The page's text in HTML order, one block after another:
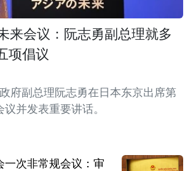
来会议：阮志勇副总理就多
项倡议
府副总理阮志勇在日本东京出席第
并发表重要讲话。
一次非常规会议：审